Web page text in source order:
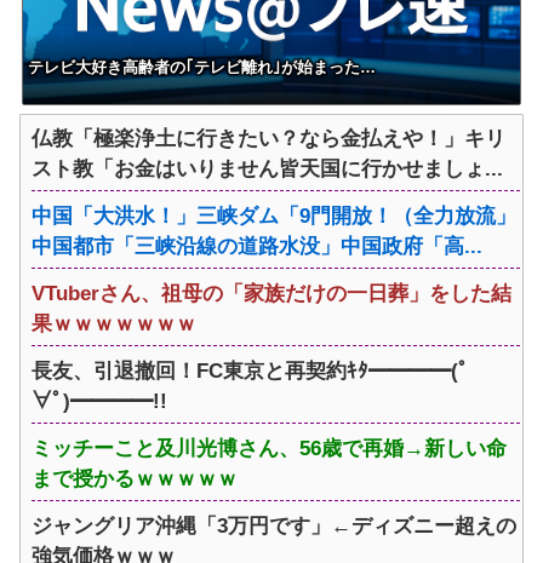
テレビ大好き高齢者の｢テレビ離れ｣が始まった…
仏教「極楽浄土に行きたい？なら金払えや！」キリ
スト教「お金はいりません皆天国に行かせましょ...
中国「大洪水！」三峡ダム「9門開放！（全力放流」
中国都市「三峡沿線の道路水没」中国政府「高...
VTuberさん、祖母の「家族だけの一日葬」をした結
果ｗｗｗｗｗｗｗ
長友、引退撤回！FC東京と再契約ｷﾀ━━━━(ﾟ
∀ﾟ)━━━━!!
ミッチーこと及川光博さん、56歳で再婚→新しい命
まで授かるｗｗｗｗｗ
ジャングリア沖縄「3万円です」←ディズニー超えの
強気価格ｗｗｗ